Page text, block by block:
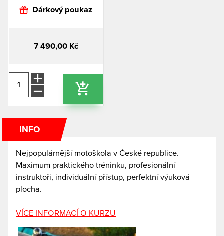
KONTAKTDárkový poukaz
7 490,00 Kč
INFO
Nejpopulárnější motoškola v České republice.
Maximum praktického tréninku, profesionální
instruktoři, individuální přístup, perfektní výuková
plocha.
VÍCE INFORMACÍ O KURZU